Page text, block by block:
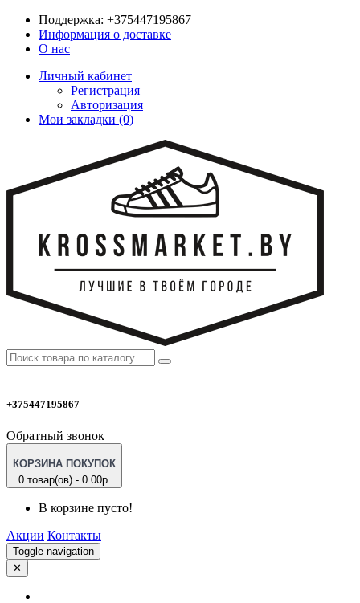
Поддержка: +375447195867
Информация о доставке
О нас
Личный кабинет
Регистрация
Авторизация
Мои закладки (0)
+375447195867
Обратный звонок
КОРЗИНА ПОКУПОК
0 товар(ов) - 0.00р.
В корзине пусто!
Акции Контакты
Toggle navigation
✕